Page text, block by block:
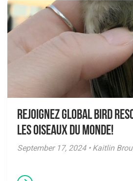
Rejoignez Global Bird
les oiseaux du monde!
September 17, 2024 • Kaitlin